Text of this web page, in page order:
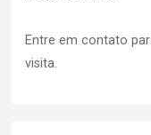
Entre em contato
visita.